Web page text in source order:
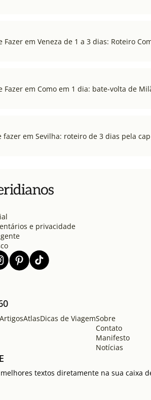
Fazer em Veneza de 1 a 3 dias: Roteiro
Fazer em Como em 1 dia: bate-volta de
fazer em Sevilha: roteiro de 3 dias pela
e privacidade
ArtigosAtlasDicas de ViagemSobre
Contato
Manifesto
Notícias
melhores textos diretamente na sua caixa